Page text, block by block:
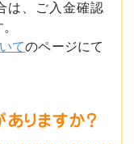
は、ご入金確認
てのページにて